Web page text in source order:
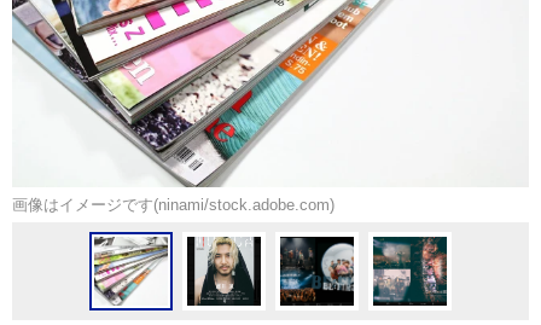
画像はイメージです(ninami/stock.adobe.com)